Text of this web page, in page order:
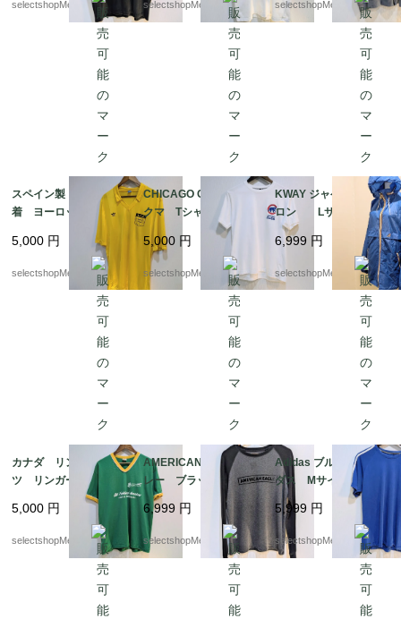
selectshopMerci.
ツ インドネシア製
selectshopMerci.
メキシコ
selectshopMerci.
スペイン製 ユーロ古
着 ヨーロッパ古着
Adidas ヨーロッパ製
adidas （アディダス）
ナイロン ストライ
プ mens M-Lサイズ
5,000 円
selectshopMerci.
CHICAGO CUBE bear
クマ Tシャツ 実寸M
サイズ（記載 Lサイ
ズ） コットン 白
白Tシャツ BASEBAL
L 野球 シカゴ・カブ
5,000 円
selectshopMerci.
KWAY ジャケット ナイ
ロン Lサイズ程度
レインコート ナイロ
ンジャケット フラン
ス製 ブルー bag
形式で収納可能
6,999 円
selectshopMerci.
カナダ リンガーTシャ
ツ リンガーT グリー
ン ナンバリング コ
ットン ポリエステ
ル グリーン イエロ
ー Lサイズ オリンピ
5,000 円
selectshopMerci.
AMERICAN EAGLE グ
レー ブラック ワッ
フル生地 サーマル
Mサイズ リンガーTシ
ャツ 長袖 ロンT コ
ットン ポリエステル
アメリカンイーグル
6,999 円
selectshopMerci.
Adidas ブルー アディ
ダス Mサイズ コッ
トン adidas Tシャ
ツ スポーツ 三本ラ
イン climalite cotton
5,999 円
selectshopMerci.